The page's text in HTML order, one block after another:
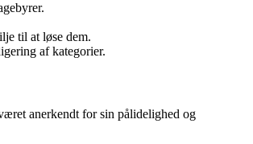
til at løse dem.
af kategorier.
anerkendt for sin pålidelighed og